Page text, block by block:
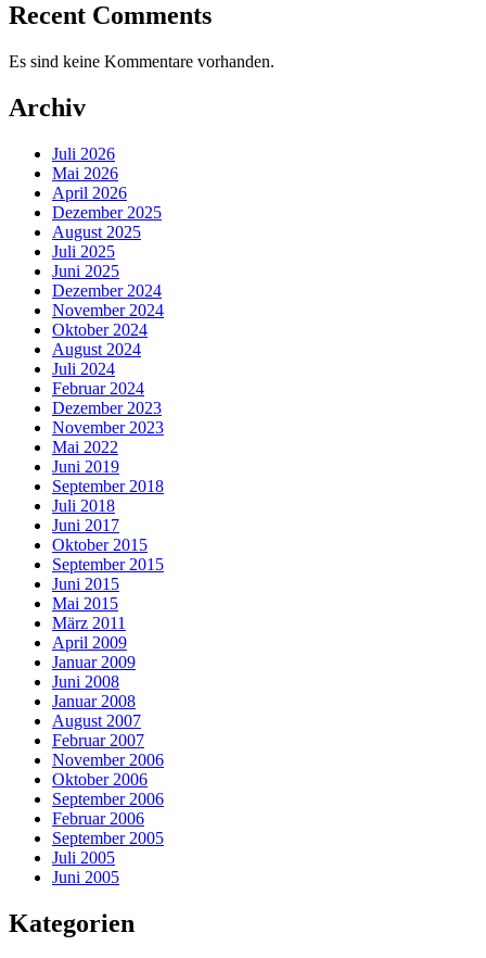
Recent Comments
Es sind keine Kommentare vorhanden.
Archiv
Juli 2026
Mai 2026
April 2026
Dezember 2025
August 2025
Juli 2025
Juni 2025
Dezember 2024
November 2024
Oktober 2024
August 2024
Juli 2024
Februar 2024
Dezember 2023
November 2023
Mai 2022
Juni 2019
September 2018
Juli 2018
Juni 2017
Oktober 2015
September 2015
Juni 2015
Mai 2015
März 2011
April 2009
Januar 2009
Juni 2008
Januar 2008
August 2007
Februar 2007
November 2006
Oktober 2006
September 2006
Februar 2006
September 2005
Juli 2005
Juni 2005
Kategorien